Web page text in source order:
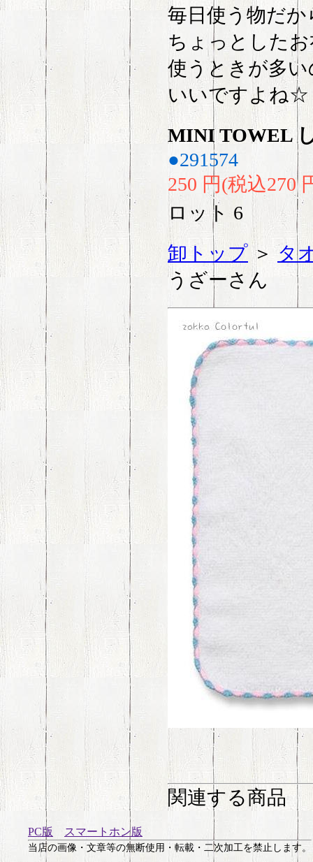
毎日使う物だ
ちょっとした
使うときが多
いいですよね☆
MINI TOWEL
●291574
250 円(税込270
ロット 6
卸トップ＞ タ
うざーさん
関連する商品
PC版 スマートホン版
当店の画像・文章等の無断使用・転載・二次加工を禁止します。